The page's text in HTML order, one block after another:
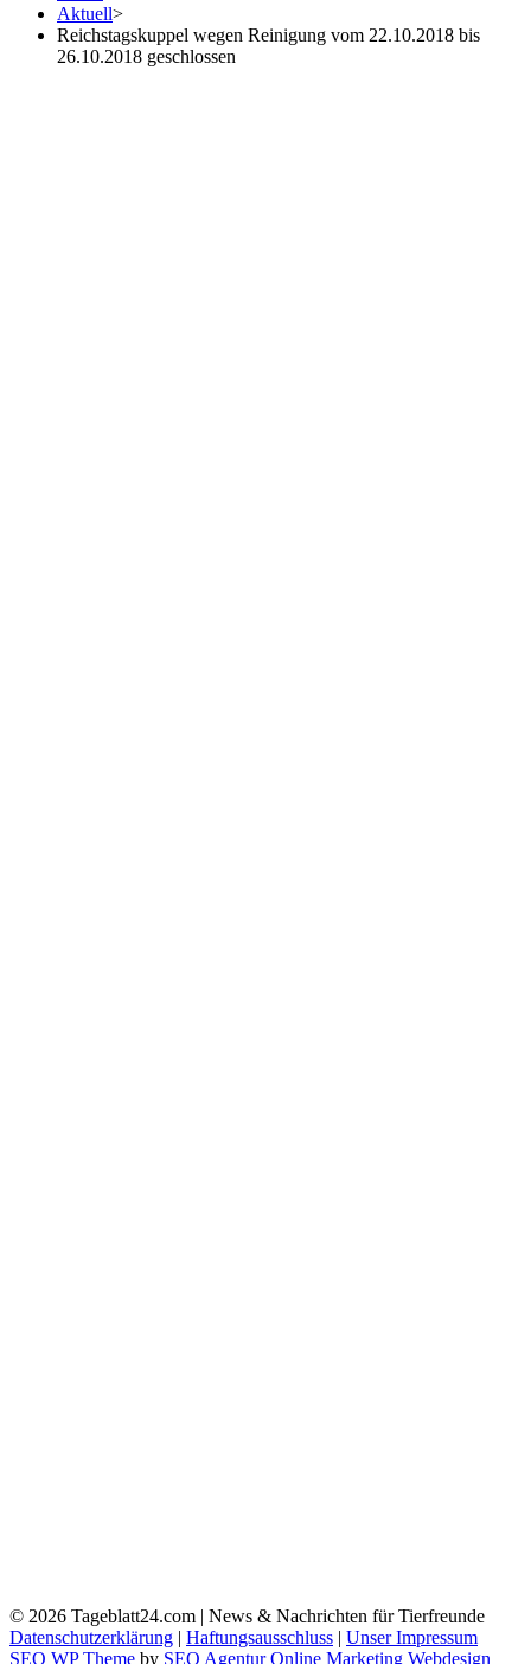
Aktuell>
Reichstagskuppel wegen Reinigung vom 22.10.2018 bis
26.10.2018 geschlossen
© 2026 Tageblatt24.com | News & Nachrichten für Tierfreunde
Datenschutzerklärung | Haftungsausschluss | Unser Impressum
SEO WP Theme by SEO Agentur Online Marketing Webdesign